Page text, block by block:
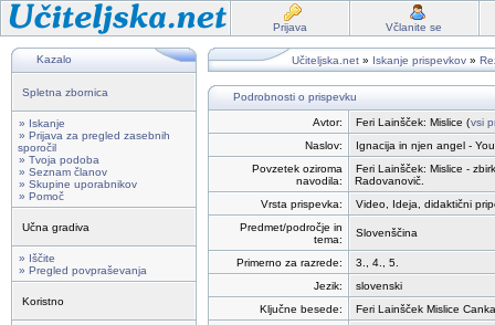
Prijava Včlanite se
Kazalo
Spletna zbornica
» Iskanje
» Prijava za pregled zasebnih
sporočil
» Tvoja podoba
» Seznam članov
» Skupine uporabnikov
» Pomoč
Učna gradiva
» Iščite
» Pregled povpraševanja
Koristno
Učiteljska.net » Iskanje prispevkov »
Podrobnosti o prispevku
Avtor: Feri Lainšček: Mislice (vsi
Naslov:
Ignacija in njen angel -
Povzetek oziroma
navodila:
Feri Lainšček: Mislice -
Radovanovič.
Vrsta prispevka:
Video, Ideja, didaktični
Predmet/področje in
tema:
Slovenščina
Primerno za razrede:
3., 4., 5.
Jezik:
slovenski
Ključne besede:
Feri Lainšček Mislice